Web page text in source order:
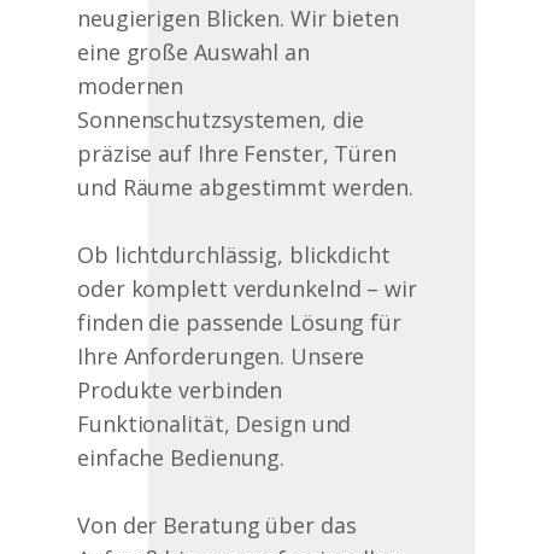
neugierigen Blicken. Wir bieten
eine große Auswahl an
modernen
Sonnenschutzsystemen, die
präzise auf Ihre Fenster, Türen
und Räume abgestimmt werden.
Ob lichtdurchlässig, blickdicht
oder komplett verdunkelnd – wir
finden die passende Lösung für
Ihre Anforderungen. Unsere
Produkte verbinden
Funktionalität, Design und
einfache Bedienung.
Von der Beratung über das